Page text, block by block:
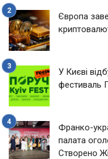
Європа
У Києві
фестиваль
Франко-
палата
Створено